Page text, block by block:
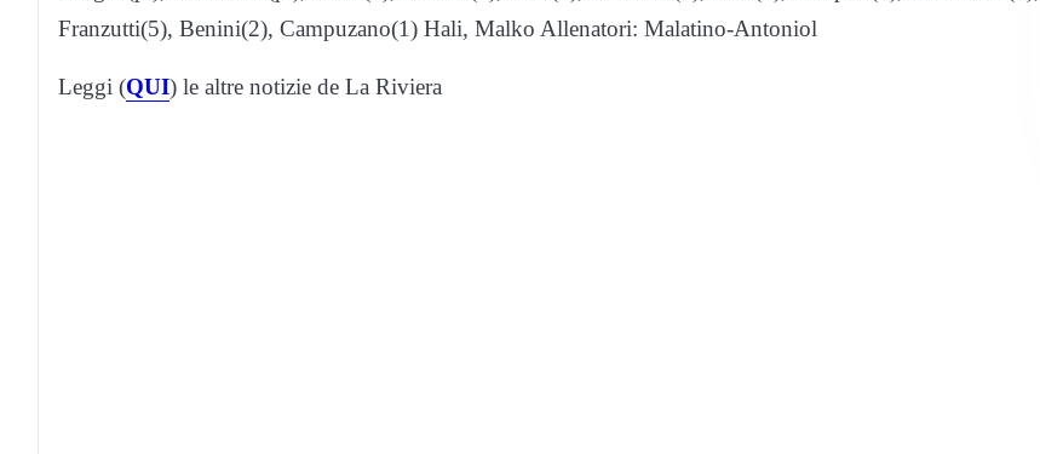
Franzutti(5), Benini(2), Campuzano(1) Hali, Malko Allenatori: Malatino-Antoniol
Leggi (QUI) le altre notizie de La Riviera